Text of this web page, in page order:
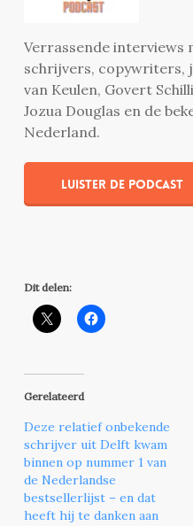
Verrassende interviews
schrijvers, copywriters,
van Keulen, Govert
Jozua Douglas en de
Nederland.
Luister de podcast
Dit delen:
Gerelateerd
Deze relatief onbekende
schrijver uit Delft kwam
binnen op nummer 1 van
de Nederlandse
bestsellerlijst – en dat
heeft hij te danken aan